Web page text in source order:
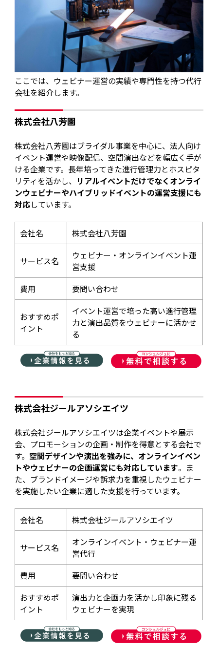
ここでは、ウェビナー運営の実績や専門性を持つ代行
会社を紹介します。
株式会社八芳園
株式会社八芳園はブライダル事業を中心に、法人向け
イベント運営や映像配信、空間演出などを幅広く手が
ける企業です。長年培ってきた進行管理力とホスピタ
リティを活かし、 リアルイベントだけでなくオンライ
ンウェビナーやハイブリッドイベントの運営支援にも
対応しています。
会社名 株式会社八芳園
サービス名
ウェビナー・オンラインイベント運
営支援
費用
要問い合わせ
おすすめポ
イント
イベント運営で培った高い進行管理
力と演出品質をウェビナーに活かせ
る
株式会社ジールアソシエイツ
株式会社ジールアソシエイツは企業イベントや展示
会、プロモーションの企画・制作を得意とする会社で
す。 空間デザインや演出を強みに、オンラインイベン
トやウェビナーの企画運営にも対応しています。ま
た、ブランドイメージや訴求力を重視したウェビナー
を実施したい企業に適した支援を行っています。
会社名 株式会社ジールアソシエイツ
サービス名
オンラインイベント・ウェビナー運
営代行
費用
要問い合わせ
おすすめポ
イント
演出力と企画力を活かし印象に残る
ウェビナーを実現